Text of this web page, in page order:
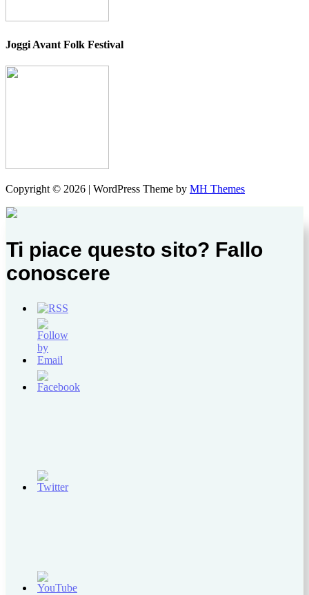
Joggi Avant Folk Festival
Copyright © 2026 | WordPress Theme by MH Themes
Ti piace questo sito? Fallo
conoscere